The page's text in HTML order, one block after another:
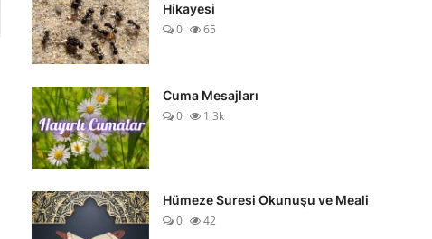
Hikayesi
0
65
Cuma Mesajları
0
1.3k
Hümeze Suresi Okunuşu ve Meali
0
42